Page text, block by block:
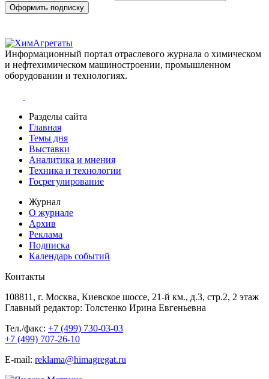
Оформить подписку
Информационный портал отраслевого журнала о химическом
и нефтехимическом машиностроении, промышленном
оборудовании и технологиях.
Разделы сайта
Главная
Темы дня
Выставки
Аналитика и мнения
Техника и технологии
Госрегулирование
Журнал
О журнале
Архив
Реклама
Подписка
Календарь событий
Контакты
108811, г. Москва, Киевское шоссе, 21-й км., д.3, стр.2, 2 этаж
Главный редактор: Толстенко Ирина Евгеньевна
Тел./факс: +7 (499) 730-03-03
+7 (499) 707-26-10
E-mail: reklama@himagregat.ru